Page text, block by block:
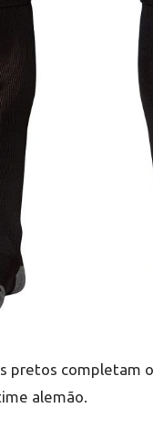
pretos completam
alemão.